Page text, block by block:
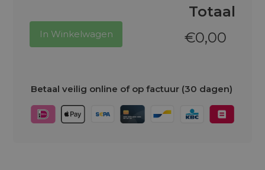
Totaal
€0,00
In Winkelwagen
Betaal veilig online of op factuur (30 dagen)